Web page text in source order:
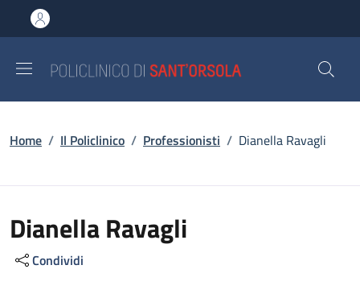
al contenuto principale
to footer content
Briciole di pane
Home / Il Policlinico / Professionisti / Dianella Ravagli
Dianella Ravagli
Condividi